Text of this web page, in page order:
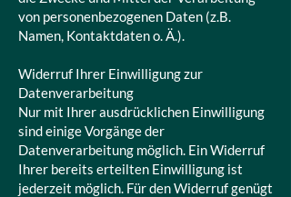
von personenbezogenen Daten (z.B.
Namen, Kontaktdaten o. Ä.).
Widerruf Ihrer Einwilligung zur
Datenverarbeitung
Nur mit Ihrer ausdrücklichen Einwilligung
sind einige Vorgänge der
Datenverarbeitung möglich. Ein Widerruf
Ihrer bereits erteilten Einwilligung ist
jederzeit möglich. Für den Widerruf genügt